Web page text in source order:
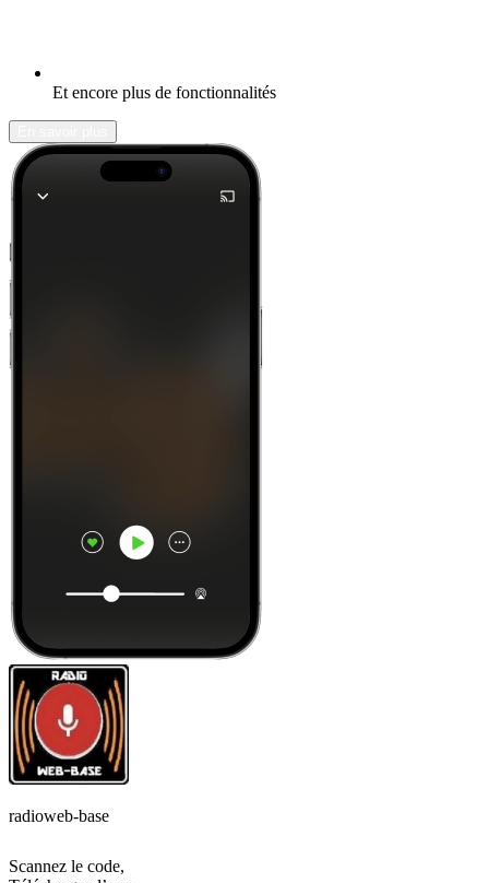
Et encore plus de fonctionnalités
radioweb-base
Scannez le code,